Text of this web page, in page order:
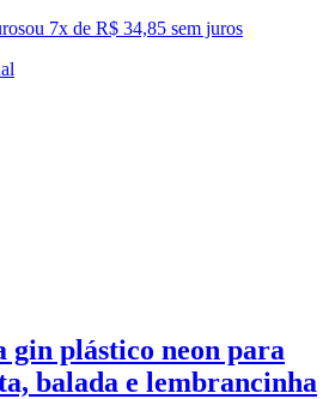
ou 7x de R$ 34,85 sem juros
gin plástico neon para
balada e lembrancinha